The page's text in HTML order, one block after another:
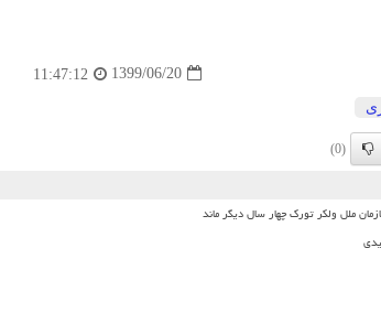
1399/06/20
11:47:12
(0)
ملل ولکر تورک چهار سال دیگر ماند